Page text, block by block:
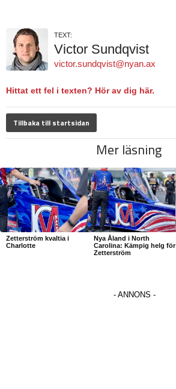
TEXT:
Victor Sundqvist
victor.sundqvist@nyan.ax
Hittat ett fel i texten? Hör av dig här.
Tillbaka till startsidan
Mer läsning
Zetterström kvaltia i
Charlotte
Nya Åland i North
Carolina: Kämpig helg för
Zetterström